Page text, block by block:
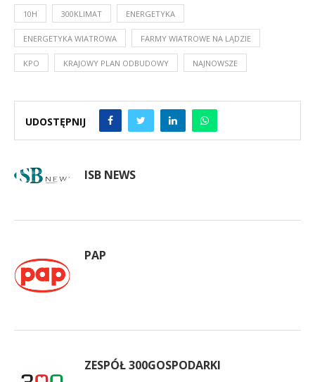
10H 300KLIMAT ENERGETYKA
ENERGETYKA WIATROWA FARMY WIATROWE NA LĄDZIE
KPO KRAJOWY PLAN ODBUDOWY NAJNOWSZE
UDOSTĘPNIJ
ISB NEWS
PAP
ZESPÓŁ 300GOSPODARKI